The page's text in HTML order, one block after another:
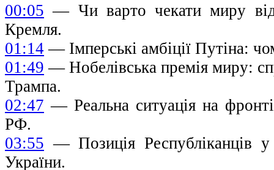
00:05 — Чи варто чекати миру від
Кремля.
01:14 — Імперські амбіції Путіна:
01:49 — Нобелівська премія миру:
Трампа.
02:47 — Реальна ситуація на
РФ.
03:55 — Позиція Республіканців
України.